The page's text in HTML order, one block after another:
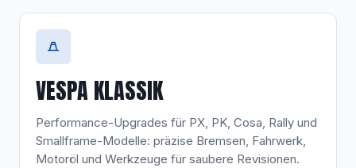
VESPA KLASSIK
Performance-Upgrades für PX, PK, Cosa, Rally und
Smallframe-Modelle: präzise Bremsen, Fahrwerk,
Motoröl und Werkzeuge für saubere Revisionen.